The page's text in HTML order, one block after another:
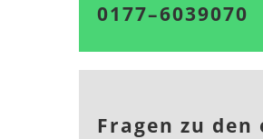
0177–6039070
Fragen zu